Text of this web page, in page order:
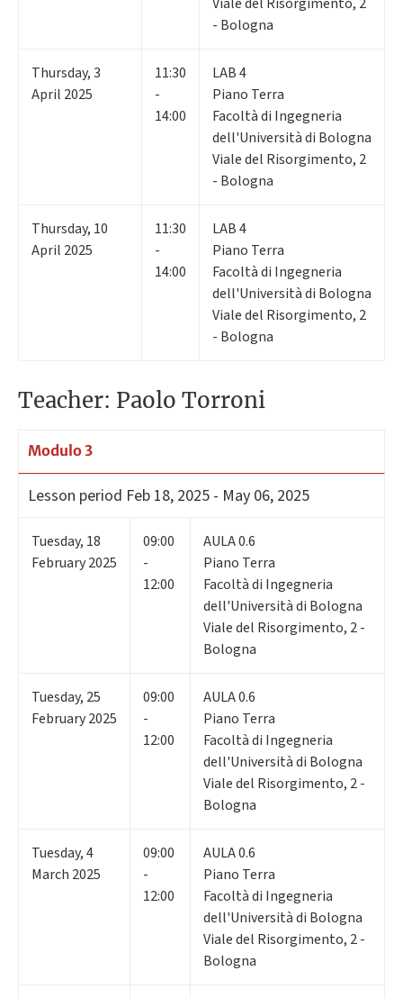
- Bologna
Thursday,3
April 2025
11:30
-
14:00
LAB 4
Piano Terra
Facoltà di Ingegneria
dell'Università di Bologna
Viale del Risorgimento, 2
- Bologna
Thursday, 10
April 2025
11:30
-
14:00
LAB 4
Piano Terra
Facoltà di Ingegneria
dell'Università di Bologna
Viale del Risorgimento, 2
- Bologna
Teacher: Paolo Torroni
Modulo 3
Lesson period Feb 18, 2025 - May 06, 2025
Tuesday, 18
February 2025
09:00
-
12:00
AULA 0.6
Piano Terra
Facoltà di Ingegneria
dell'Università di Bologna
Viale del Risorgimento, 2 -
Bologna
Tuesday, 25
February 2025
09:00
-
12:00
AULA 0.6
Piano Terra
Facoltà di Ingegneria
dell'Università di Bologna
Viale del Risorgimento, 2 -
Bologna
Tuesday,4
March 2025
09:00
-
12:00
AULA 0.6
Piano Terra
Facoltà di Ingegneria
dell'Università di Bologna
Viale del Risorgimento, 2 -
Bologna